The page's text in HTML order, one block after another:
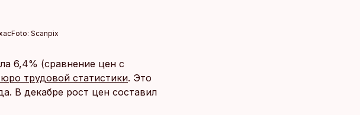
Foto: Scanpix
6,4% (сравнение цен с
трудовой статистики. Это
В декабре рост цен составил